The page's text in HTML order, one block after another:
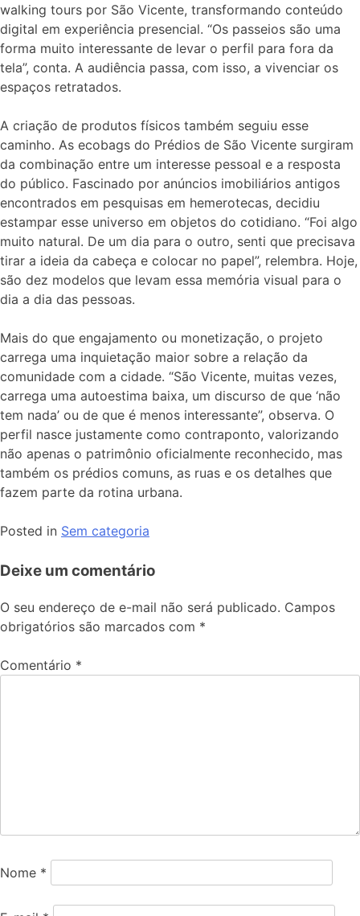
walking tours por São Vicente, transformando conteúdo
digital em experiência presencial. “Os passeios são uma
forma muito interessante de levar o perfil para fora da
tela”, conta. A audiência passa, com isso, a vivenciar os
espaços retratados.
A criação de produtos físicos também seguiu esse
caminho. As ecobags do Prédios de São Vicente surgiram
da combinação entre um interesse pessoal e a resposta
do público. Fascinado por anúncios imobiliários antigos
encontrados em pesquisas em hemerotecas, decidiu
estampar esse universo em objetos do cotidiano. “Foi algo
muito natural. De um dia para o outro, senti que precisava
tirar a ideia da cabeça e colocar no papel”, relembra. Hoje,
são dez modelos que levam essa memória visual para o
dia a dia das pessoas.
Mais do que engajamento ou monetização, o projeto
carrega uma inquietação maior sobre a relação da
comunidade com a cidade. “São Vicente, muitas vezes,
carrega uma autoestima baixa, um discurso de que ‘não
tem nada’ ou de que é menos interessante”, observa. O
perfil nasce justamente como contraponto, valorizando
não apenas o patrimônio oficialmente reconhecido, mas
também os prédios comuns, as ruas e os detalhes que
fazem parte da rotina urbana.
Posted in Sem categoria
Deixe um comentário
O seu endereço de e-mail não será publicado. Campos
obrigatórios são marcados com *
Comentário *
Nome *